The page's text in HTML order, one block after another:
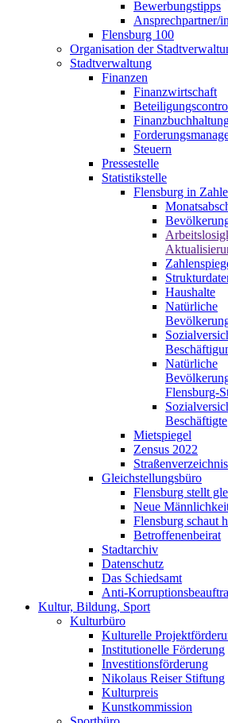
Bewerbungstipps
Ansprechpartner/
Flensburg 100
Organisation der
Stadtverwaltung
Finanzen
Finanzwirtschaft
Steuern
Pressestelle
Statistikstelle
Flensburg in
Haushalte
Natürliche
Natürliche
Flensburg-
Beschäftigte
Mietspiegel
Zensus 2022
Straßenverzeichnis
Gleichstellungsbüro
Flensburg stellt
Neue
Flensburg schaut
Betroffenenbeirat
Stadtarchiv
Datenschutz
Das Schiedsamt
Anti-
Kultur, Bildung, Sport
Kulturbüro
Kulturelle
Institutionelle Förderung
Investitionsförderung
Nikolaus Reiser Stiftung
Kulturpreis
Kunstkommission